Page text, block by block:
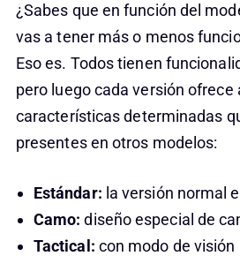
¿Sabes que en función del
vas a tener más o menos
Eso es. Todos tienen
pero luego cada versión ofrece
características determinadas
presentes en otros modelos:
Estándar: la versión normal
Camo:diseño especial de
Tactical: con modo de